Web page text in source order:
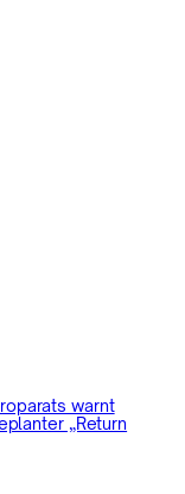
warnt
„Return